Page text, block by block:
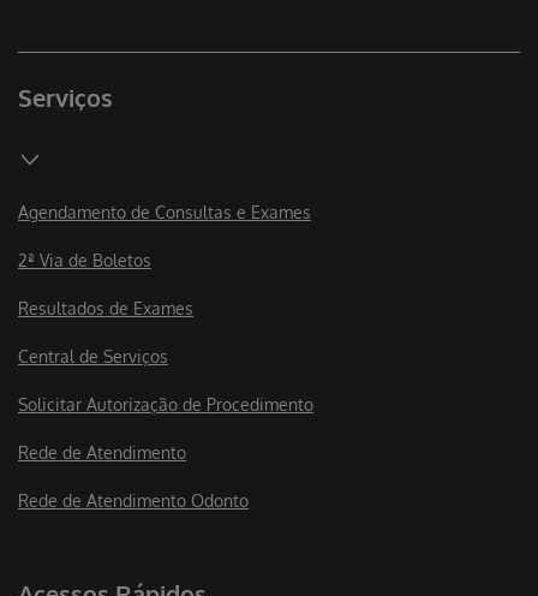
Serviços
Agendamento de Consultas e Exames
2ª Via de Boletos
Resultados de Exames
Central de Serviços
Solicitar Autorização de Procedimento
Rede de Atendimento
Rede de Atendimento Odonto